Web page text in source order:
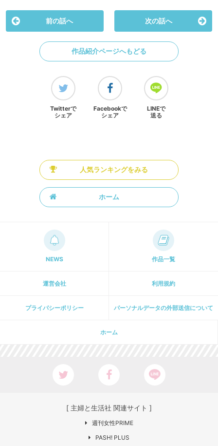
前の話へ 次の話へ
作品紹介ページへもどる
Twitterで
シェア
Facebookで
シェア
LINEで
送る
人気ランキングをみる
ホーム
NEWS 作品一覧
運営会社 利用規約
プライパシーポリシー パーソナルデータの外部送信について
ホーム
[ 主婦と生活社 関連サイト ]
週刊女性PRIME
PASH! PLUS